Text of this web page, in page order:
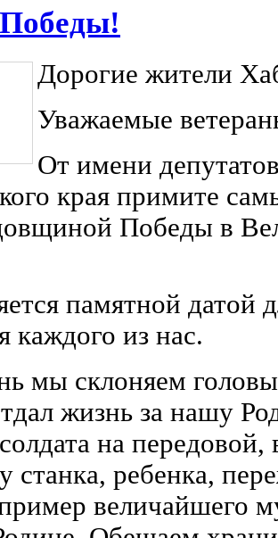
Дорогие жители
Уважаемые
От имени
края примите
Победы в
памятной датой
каждого из нас.
мы склоняем
жизнь за нашу
на передовой,
станка, ребенка,
величайшего